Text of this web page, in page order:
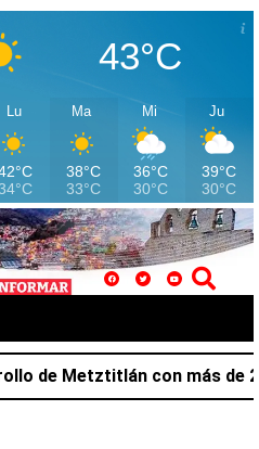
43°C
Lu Ma
38°C
33°C
Mi
36°C
30°C
Ju
39°C
30°C
de Metztitlán con más de